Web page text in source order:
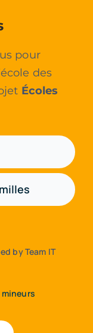
pour
des
Écoles
by Team IT